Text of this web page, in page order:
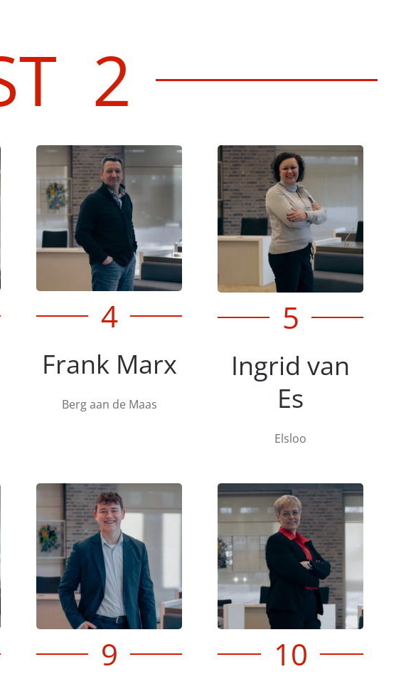
2
4
Frank Marx
Berg aan de Maas
5
Ingrid van
Es
Elsloo
9 10